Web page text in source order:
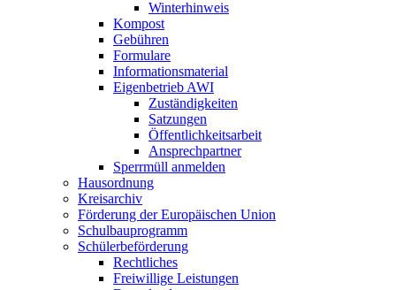
Winterhinweis
Kompost
Gebühren
Formulare
Informationsmaterial
Eigenbetrieb AWI
Zuständigkeiten
Satzungen
Öffentlichkeitsarbeit
Ansprechpartner
Sperrmüll anmelden
Hausordnung
Kreisarchiv
Förderung der Europäischen Union
Schulbauprogramm
Schülerbeförderung
Rechtliches
Freiwillige Leistungen